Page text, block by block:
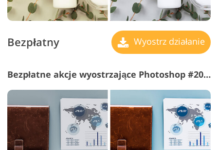
Bezpłatny Wyostrz działanie
Bezpłatne akcje wyostrzające Photoshop #20 "Contrast"